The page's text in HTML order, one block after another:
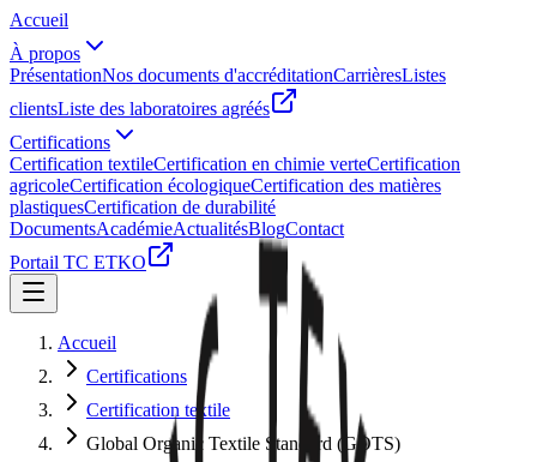
Accueil
À propos
PrésentationNos documents d'accréditationCarrièresListes
clientsListe des laboratoires agréés
Certifications
Certification textileCertification en chimie verteCertification
agricoleCertification écologiqueCertification des matières
plastiquesCertification de durabilité
DocumentsAcadémieActualitésBlogContact
Portail TC ETKO
Accueil
Certifications
Certification textile
Global Organic Textile Standard (GOTS)